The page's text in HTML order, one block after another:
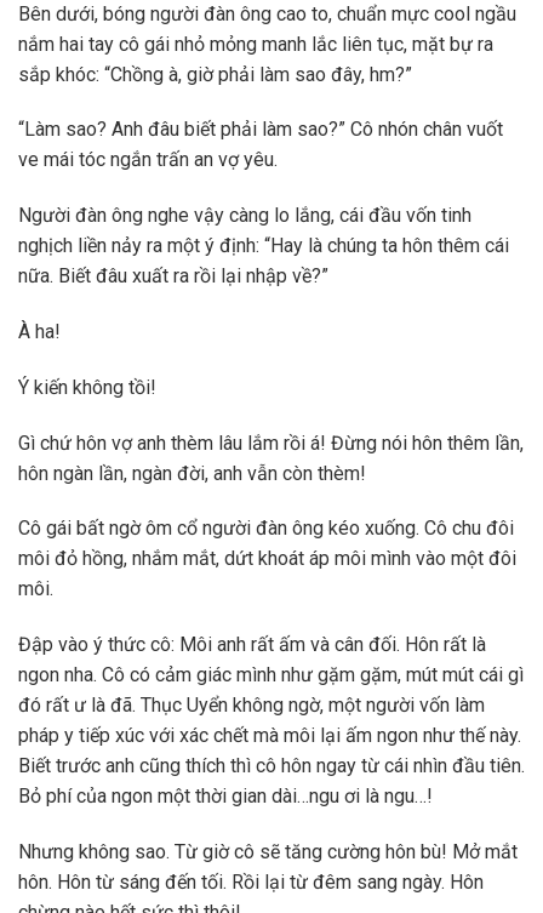
Bên dưới, bóng người đàn ông cao to, chuẩn mực cool ngầu
nắm hai tay cô gái nhỏ mỏng manh lắc liên tục, mặt bự ra
sắp khóc: “Chồng à, giờ phải làm sao đây, hm?”
“Làm sao? Anh đâu biết phải làm sao?” Cô nhón chân vuốt
ve mái tóc ngắn trấn an vợ yêu.
Người đàn ông nghe vậy càng lo lắng, cái đầu vốn tinh
nghịch liền nảy ra một ý định: “Hay là chúng ta hôn thêm cái
nữa. Biết đâu xuất ra rồi lại nhập về?”
À ha!
Ý kiến không tồi!
Gì chứ hôn vợ anh thèm lâu lắm rồi á! Đừng nói hôn thêm lần,
hôn ngàn lần, ngàn đời, anh vẫn còn thèm!
Cô gái bất ngờ ôm cổ người đàn ông kéo xuống. Cô chu đôi
môi đỏ hồng, nhắm mắt, dứt khoát áp môi mình vào một đôi
môi.
Đập vào ý thức cô: Môi anh rất ấm và cân đối. Hôn rất là
ngon nha. Cô có cảm giác mình như gặm gặm, mút mút cái gì
đó rất ư là đã. Thục Uyển không ngờ, một người vốn làm
pháp y tiếp xúc với xác chết mà môi lại ấm ngon như thế này.
Biết trước anh cũng thích thì cô hôn ngay từ cái nhìn đầu tiên.
Bỏ phí của ngon một thời gian dài…ngu ơi là ngu…!
Nhưng không sao. Từ giờ cô sẽ tăng cường hôn bù! Mở mắt
hôn. Hôn từ sáng đến tối. Rồi lại từ đêm sang ngày. Hôn